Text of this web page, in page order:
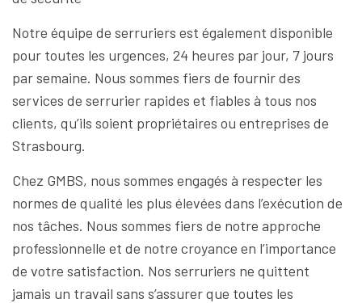
Notre équipe de serruriers est également disponible
pour toutes les urgences, 24 heures par jour, 7 jours
par semaine. Nous sommes fiers de fournir des
services de serrurier rapides et fiables à tous nos
clients, qu’ils soient propriétaires ou entreprises de
Strasbourg.
Chez GMBS, nous sommes engagés à respecter les
normes de qualité les plus élevées dans l’exécution de
nos tâches. Nous sommes fiers de notre approche
professionnelle et de notre croyance en l’importance
de votre satisfaction. Nos serruriers ne quittent
jamais un travail sans s’assurer que toutes les